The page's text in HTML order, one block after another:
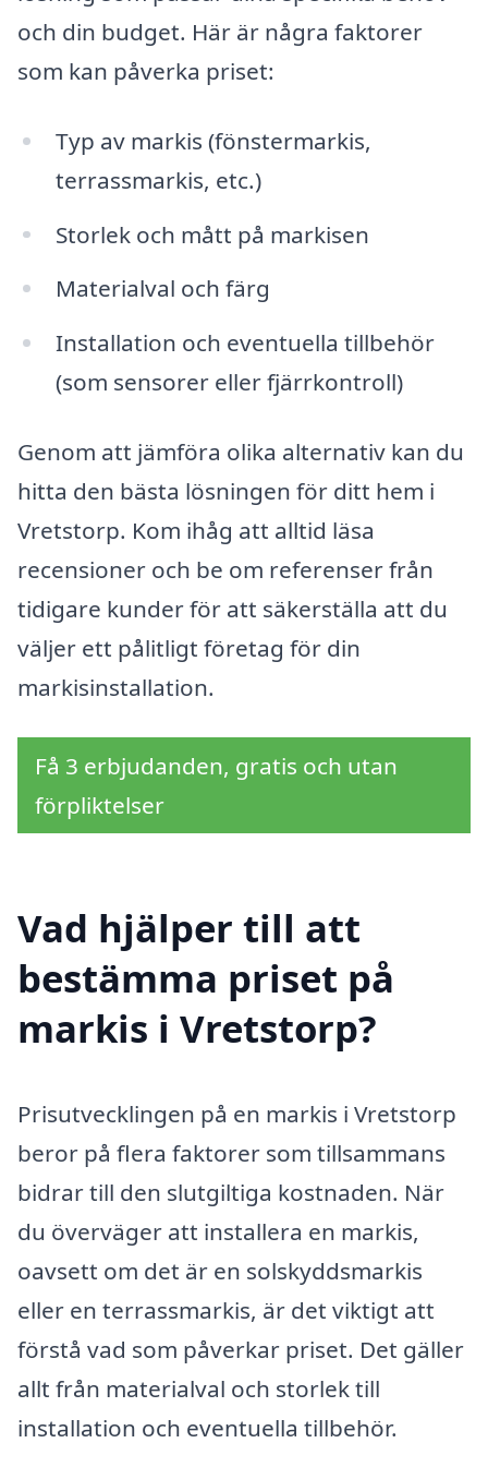
och din budget. Här är några faktorer
som kan påverka priset:
Typ av markis (fönstermarkis,
terrassmarkis, etc.)
Storlek och mått på markisen
Materialval och färg
Installation och eventuella tillbehör
(som sensorer eller fjärrkontroll)
Genom att jämföra olika alternativ kan du
hitta den bästa lösningen för ditt hem i
Vretstorp. Kom ihåg att alltid läsa
recensioner och be om referenser från
tidigare kunder för att säkerställa att du
väljer ett pålitligt företag för din
markisinstallation.
Få 3 erbjudanden, gratis och utan
förpliktelser
Vad hjälper till att
bestämma priset på
markis i Vretstorp?
Prisutvecklingen på en markis i Vretstorp
beror på flera faktorer som tillsammans
bidrar till den slutgiltiga kostnaden. När
du överväger att installera en markis,
oavsett om det är en solskyddsmarkis
eller en terrassmarkis, är det viktigt att
förstå vad som påverkar priset. Det gäller
allt från materialval och storlek till
installation och eventuella tillbehör.